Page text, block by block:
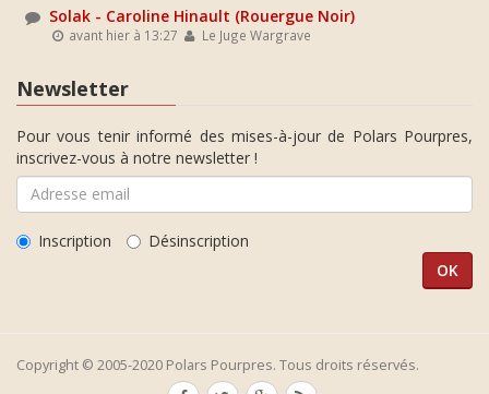
Solak - Caroline Hinault (Rouergue Noir)
avant hier à 13:27 Le Juge Wargrave
Newsletter
Pour vous tenir informé des mises-à-jour de Polars Pourpres,
inscrivez-vous à notre newsletter !
Inscription Désinscription
Copyright © 2005-2020 Polars Pourpres. Tous droits réservés.